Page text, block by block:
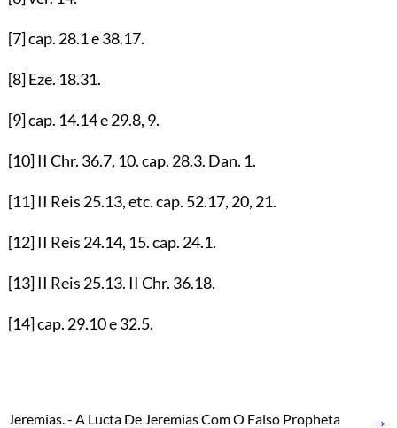
[7]cap. 28.1e38.17.
[8]Eze. 18.31.
[9]cap. 14.14e29.8, 9.
[10]II Chr. 36.7, 10. cap. 28.3. Dan. 1.
[11]II Reis 25.13, etc. cap. 52.17, 20, 21.
[12]II Reis 24.14, 15. cap. 24.1.
[13]II Reis 25.13. II Chr. 36.18.
[14]cap. 29.10e32.5.
Jeremias. - A Lucta De Jeremias Com O Falso Propheta →